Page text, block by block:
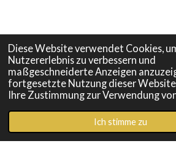
Diese Website verwendet Cookies,
Nutzererlebnis zu verbessern und
maßgeschneiderte Anzeigen
fortgesetzte Nutzung dieser
Ihre Zustimmung zur Verwendung
Ich stimme zu
weitere Stadtführungen